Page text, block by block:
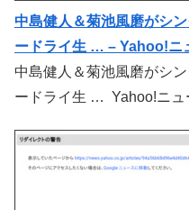
中島健人＆菊池風磨がシ
ードライ生 … – Yahoo!ニ
中島健人＆菊池風磨がシ
ードライ生 … Yahoo!ニ